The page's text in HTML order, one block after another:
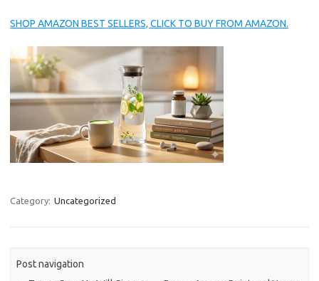
SHOP AMAZON BEST SELLERS, CLICK TO BUY FROM AMAZON.
Category: Uncategorized
Post navigation